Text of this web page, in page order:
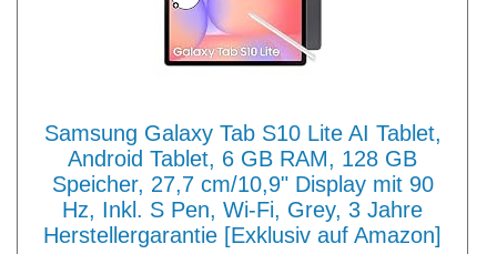
Samsung Galaxy Tab S10 Lite AI Tablet,
Android Tablet, 6 GB RAM, 128 GB
Speicher, 27,7 cm/10,9" Display mit 90
Hz, Inkl. S Pen, Wi-Fi, Grey, 3 Jahre
Herstellergarantie [Exklusiv auf Amazon]